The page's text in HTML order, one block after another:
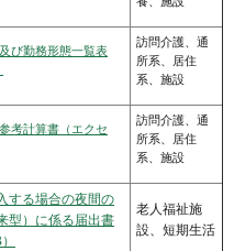
び勤務形態一覧表
訪問介護、通
所系、居住
系、施設
考計算書（エクセ
訪問介護、通
所系、居住
系、施設
する場合の夜間の
型）に係る届出書
老人福祉施
設、短期生活